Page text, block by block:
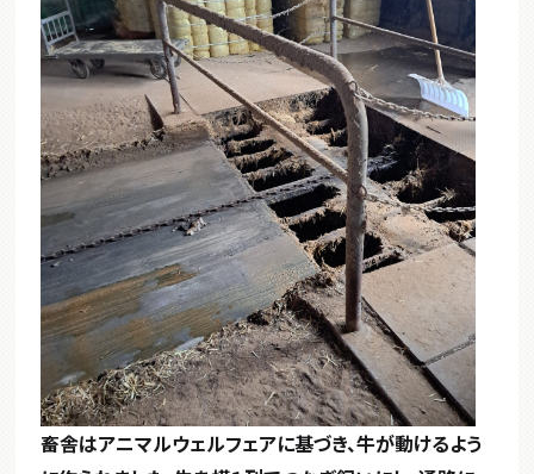
畜舎はアニマルウェルフェアに基づき、牛が動けるよう